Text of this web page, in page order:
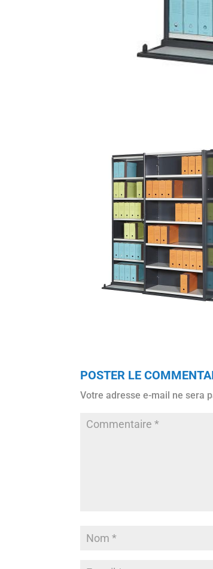
POSTER LE
Votre adresse e-mail ne sera